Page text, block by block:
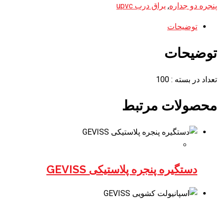
پنجره دو جداره, یراق درب upvc
توضیحات
توضیحات
تعداد در بسته : 100
محصولات مرتبط
دستگیره پنجره پلاستیکی GEVISS